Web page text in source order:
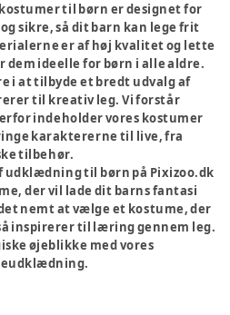
til børn er designet for
sikre, så dit barn kan lege frit
er af høj kvalitet og lette
dem ideelle for børn i alle aldre.
i at tilbyde et bredt udvalg af
til kreativ leg. Vi forstår
indeholder vores kostumer
karaktererne til live, fra
tilbehør.
udklædning til børn på Pixizoo.dk
der vil lade dit barns fantasi
nemt at vælge et kostume, der
inspirerer til læring gennem leg.
øjeblikke med vores